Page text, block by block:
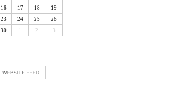
16 17 18
19
23 24 25
26
30 1 2 3